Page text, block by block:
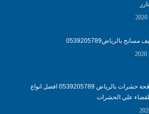
بالرياض0539205789
شركة مكافحة حشرات بالرياض 0539205789 افضل انواع
للقضاء علي الحشرات